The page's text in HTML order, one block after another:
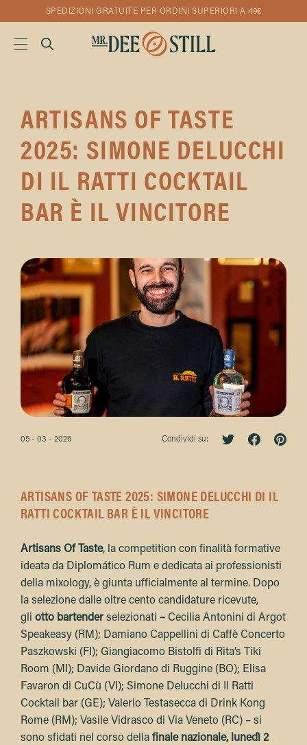
SPEDIZIONI GRATUITE PER ORDINI SUPERIORI A 49€
ARTISANS OF TASTE
2025: SIMONE DELUCCHI
DI IL RATTI COCKTAIL
BAR È IL VINCITORE
05 - 03 - 2026 Condividi su:
ARTISANS OF TASTE 2025: SIMONE DELUCCHI DI IL
RATTI COCKTAIL BAR È IL VINCITORE
Artisans Of Taste, la competition con finalità formative
ideata da Diplomático Rum e dedicata ai professionisti
della mixology, è giunta ufficialmente al termine. Dopo
la selezione dalle oltre cento candidature ricevute,
gli otto bartender selezionati – Cecilia Antonini di Argot
Speakeasy (RM); Damiano Cappellini di Caffè Concerto
Paszkowski (FI); Giangiacomo Bistolfi di Rita’s Tiki
Room (MI); Davide Giordano di Ruggine (BO); Elisa
Favaron di CuCù (VI); Simone Delucchi di Il Ratti
Cocktail bar (GE); Valerio Testasecca di Drink Kong
Rome (RM); Vasile Vidrasco di Via Veneto (RC) – si
sono sfidati nel corso della finale nazionale, lunedì 2